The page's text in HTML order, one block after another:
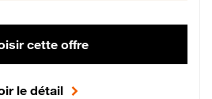
cette offre
le détail